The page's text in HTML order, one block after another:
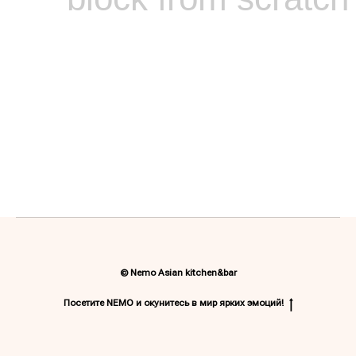
© Nemo Asian kitchen&bar
Посетите NEMO и окунитесь в мир ярких эмоций!